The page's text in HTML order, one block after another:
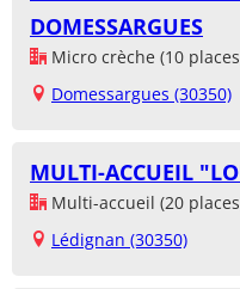
DOMESSARGUES
Micro crèche (10
Domessargues (30350)
MULTI-ACCUEIL
Multi-accueil (20
Lédignan (30350)